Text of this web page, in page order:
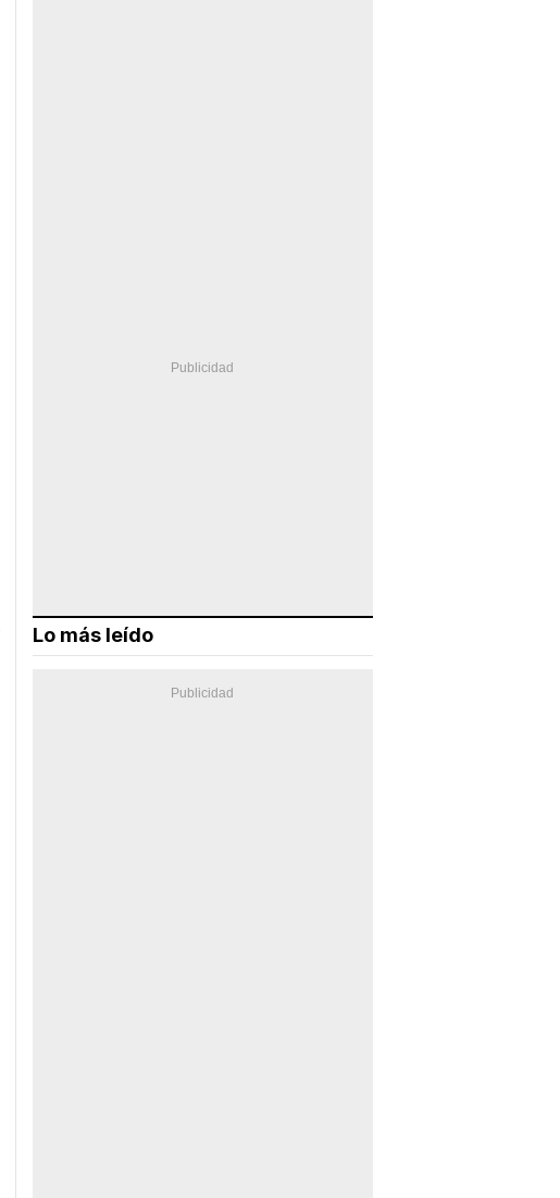
Lo más leído